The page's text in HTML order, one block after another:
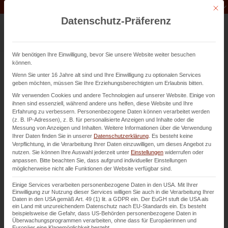
Präzision. Einsatz.
Verantwortung.
Unsere Werte im täglichen Service
für unsere Kunden.
Mit
Datenschutz-Präferenz
Wir benötigen Ihre Einwilligung, bevor Sie unsere Website weiter besuchen
können.
Wenn Sie unter 16 Jahre alt sind und Ihre Einwilligung zu optionalen Services
geben möchten, müssen Sie Ihre Erziehungsberechtigten um Erlaubnis bitten.
Wir verwenden Cookies und andere Technologien auf unserer Website. Einige von
ihnen sind essenziell, während andere uns helfen, diese Website und Ihre
Erfahrung zu verbessern. Personenbezogene Daten können verarbeitet werden
(z. B. IP-Adressen), z. B. für personalisierte Anzeigen und Inhalte oder die
Messung von Anzeigen und Inhalten. Weitere Informationen über die Verwendung
Ihrer Daten finden Sie in unserer Datenschutzerklärung Es besteht keine
Verpflichtung, in die Verarbeitung Ihrer Daten einzuwilligen, um dieses Angebot zu
nutzen. Sie können Ihre Auswahl jederzeit unter Einstellungen widerrufen oder
anpassen. Bitte beachten Sie, dass aufgrund individueller Einstellungen
möglicherweise nicht alle Funktionen der Website verfügbar sind.
Einige Services verarbeiten personenbezogene Daten in den USA. Mit Ihrer
Einwilligung zur Nutzung dieser Services willigen Sie auch in die Verarbeitung Ihrer
Daten in den USA gemäß Art. 49 (1) lit. a GDPR ein. Der EuGH stuft die USA als
ein Land mit unzureichendem Datenschutz nach EU-Standards ein. Es besteht
beispielsweise die Gefahr, dass US-Behörden personenbezogene Daten in
Überwachungsprogrammen verarbeiten, ohne dass für Europäerinnen und